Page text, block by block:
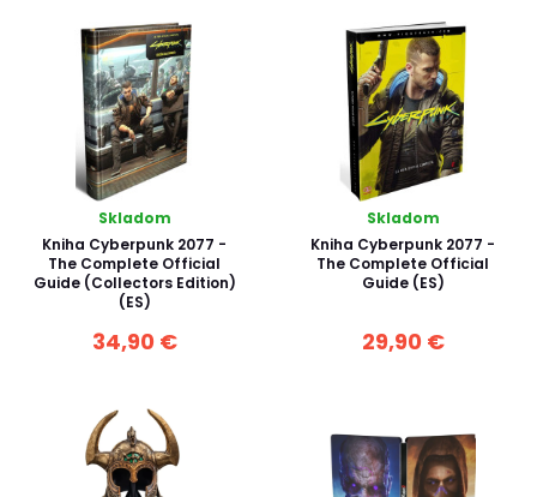
Skladom
Kniha Cyberpunk 2077 -
The Complete Official
Guide (Collectors Edition)
(ES)
34,90 €
Skladom
Kniha Cyberpunk 2077 -
The Complete Official
Guide (ES)
29,90 €